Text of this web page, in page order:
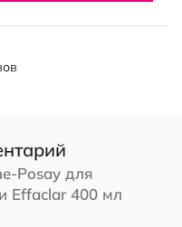
Posay для
Effaclar 400 мл